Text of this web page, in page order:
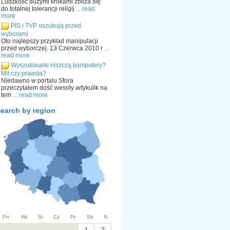
Ludzkość dużymi krokami zbliża się
do totalnej tolerancji religij ... read
more
PIS i TVP oszukują przed
wyborami.
Oto najlepszy przykład manipulacji
przed wyborczej. 13 Czerwca 2010 r ...
read more
Wyszukiwarki niszczą komputery?
Mit czy prawda?
Niedawno w portalu Sfora
przeczytałem dość wesoły artykulik na
tem ... read more
by region
Pn Wt Sr Cz Pt Sb N